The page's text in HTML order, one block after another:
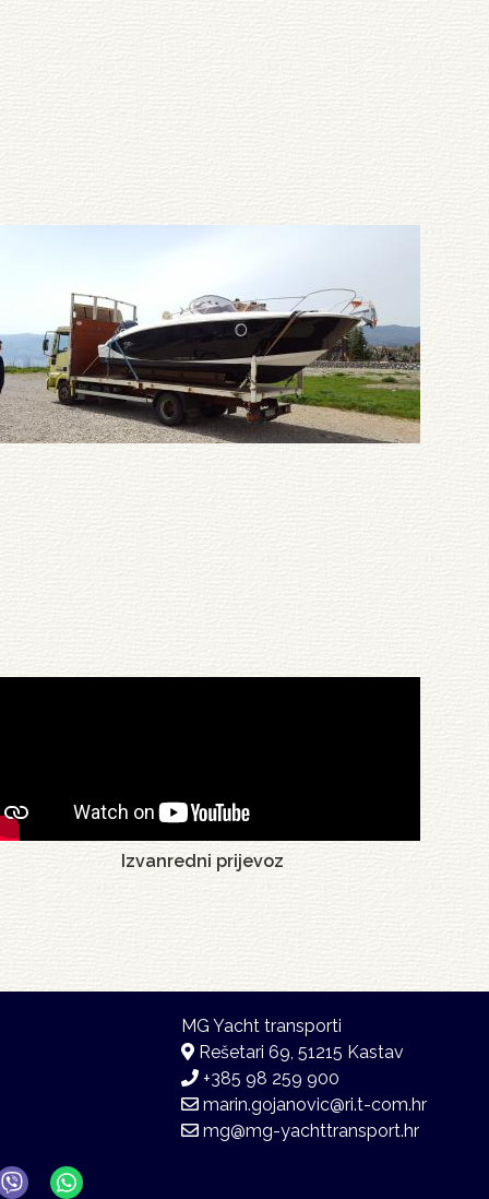
Izvanredni prijevoz
Rešetari 69, 51215 Kastav
+385 98 259 900
marin.gojanovic@ri.t-com.hr
mg@mg-yachttransport.hr